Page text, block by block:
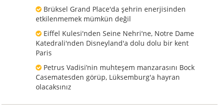
Brüksel Grand Place'da şehrin enerjisinden
etkilenmemek mümkün değil
Eiffel Kulesi'nden Seine Nehri'ne, Notre Dame
Katedrali'nden Disneyland'a dolu dolu bir kent
Paris
Petrus Vadisi’nin muhteşem manzarasını Bock
Casematesden görüp, Lüksemburg'a hayran
olacaksınız